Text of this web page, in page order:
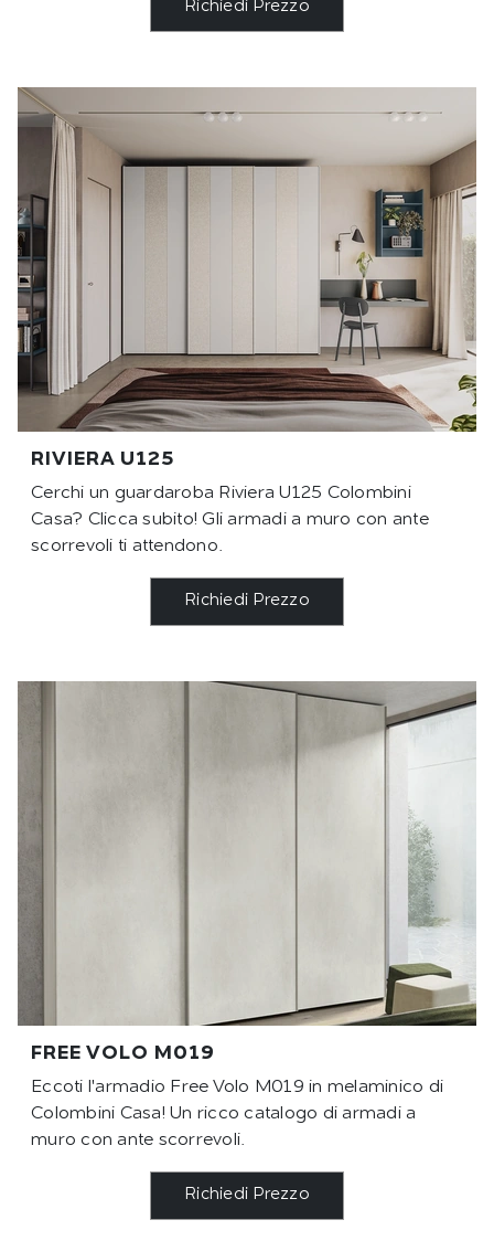
Richiedi Prezzo
RIVIERA U125
Cerchi un guardaroba Riviera U125 Colombini
Casa? Clicca subito! Gli armadi a muro con ante
scorrevoli ti attendono.
Richiedi Prezzo
FREE VOLO M019
Eccoti l'armadio Free Volo M019 in melaminico di
Colombini Casa! Un ricco catalogo di armadi a
muro con ante scorrevoli.
Richiedi Prezzo